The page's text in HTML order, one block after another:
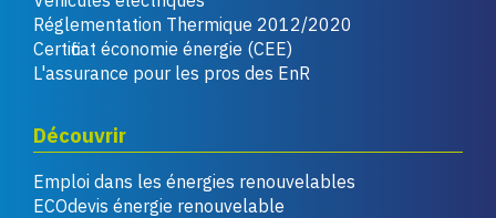
Réglementation Thermique 2012/2020
Certificat économie énergie (CEE)
L'assurance pour les pros des EnR
Découvrir
Emploi dans les énergies renouvelables
ECOdevis énergie renouvelable